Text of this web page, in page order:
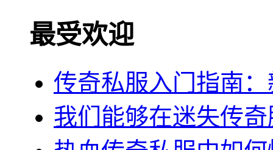
最受欢迎
传奇私服入门指南
我们能够在迷失传